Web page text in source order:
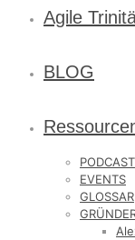
Agile
BLOG
PODCAST
EVENTS
GLOSSAR